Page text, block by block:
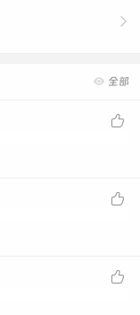

 全部


